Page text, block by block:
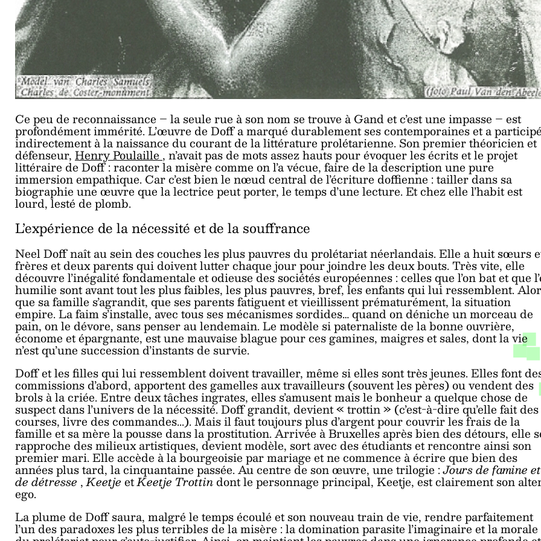
Ce peu de reconnaissance – la seule rue à son nom se trouve à Gand et c’est une impasse – est
profondément immérité. L’œuvre de Doff a marqué durablement ses contemporaines et a
indirectement à la naissance du courant de la littérature prolétarienne. Son premier théoricien et
défenseur,Henry Poulaille, n’avait pas de mots assez hauts pour évoquer les écrits et le projet
littéraire de Doff : raconter la misère comme on l’a vécue, faire de la description une pure
immersion empathique. Car c’est bien le nœud central de l’écriture doffienne : tailler dans sa
biographie une œuvre que la lectrice peut porter, le temps d’une lecture. Et chez elle l’habit est
lourd, lesté de plomb.
L’expérience de la nécessité et de la souffrance
Neel Doff naît au sein des couches les plus pauvres du prolétariat néerlandais. Elle a huit sœurs
frères et deux parents qui doivent lutter chaque jour pour joindre les deux bouts. Très vite, elle
découvre l’inégalité fondamentale et odieuse des sociétés européennes : celles que l’on bat et que
humilie sont avant tout les plus faibles, les plus pauvres, bref, les enfants qui lui ressemblent.
que sa famille s’agrandit, que ses parents fatiguent et vieillissent prématurément, la situation
empire. La faim s’installe, avec tous ses mécanismes sordides… quand on déniche un morceau de
pain, on le dévore, sans penser au lendemain. Le modèle si paternaliste de la bonne ouvrière,
économe et épargnante, est une mauvaise blague pour ces gamines, maigres et sales, dont la vie
n’est qu’une succession d’instants de survie.
Doff et les filles qui lui ressemblent doivent travailler, même si elles sont très jeunes. Elles font
commissions d’abord, apportent des gamelles aux travailleurs (souvent les pères) ou vendent des
brols à la criée. Entre deux tâches ingrates, elles s’amusent mais le bonheur a quelque chose de
suspect dans l’univers de la nécessité. Doff grandit, devient « trottin » (c’est-à-dire qu’elle fait des
courses, livre des commandes...). Mais il faut toujours plus d’argent pour couvrir les frais de la
famille et sa mère la pousse dans la prostitution. Arrivée à Bruxelles après bien des détours, elle
rapproche des milieux artistiques, devient modèle, sort avec des étudiants et rencontre ainsi son
premier mari. Elle accède à la bourgeoisie par mariage et ne commence à écrire que bien des
années plus tard, la cinquantaine passée. Au centre de son œuvre, une trilogie :Jours de famine et
de détresse ,KeetjeetKeetje Trottindont le personnage principal, Keetje, est clairement son
ego.
La plume de Doff saura, malgré le temps écoulé et son nouveau train de vie, rendre parfaitement
l’un des paradoxes les plus terribles de la misère : la domination parasite l’imaginaire et la morale